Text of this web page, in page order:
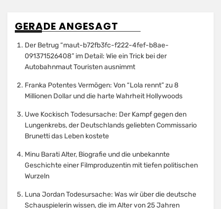
GERADE ANGESAGT
Der Betrug “maut-b72fb3fc-f222-4fef-b8ae-
091371526408” im Detail: Wie ein Trick bei der
Autobahnmaut Touristen ausnimmt
Franka Potentes Vermögen: Von “Lola rennt” zu 8
Millionen Dollar und die harte Wahrheit Hollywoods
Uwe Kockisch Todesursache: Der Kampf gegen den
Lungenkrebs, der Deutschlands geliebten Commissario
Brunetti das Leben kostete
Minu Barati Alter, Biografie und die unbekannte
Geschichte einer Filmproduzentin mit tiefen politischen
Wurzeln
Luna Jordan Todesursache: Was wir über die deutsche
Schauspielerin wissen, die im Alter von 25 Jahren